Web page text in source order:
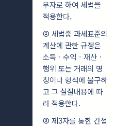
무자로 하여 세법을
적용한다.
② 세법중 과세표준의
계산에 관한 규정은
소득ㆍ수익ㆍ재산ㆍ
행위 또는 거래의 명
칭이나 형식에 불구하
고 그 실질내용에 따
라 적용한다.
③ 제3자를 통한 간접